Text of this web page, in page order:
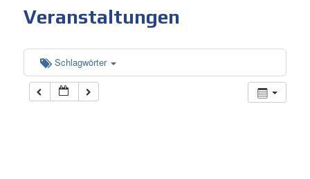
Gleitschirmclub Borkies
Sasbachwalden
Veranstaltungen
Schlagwörter